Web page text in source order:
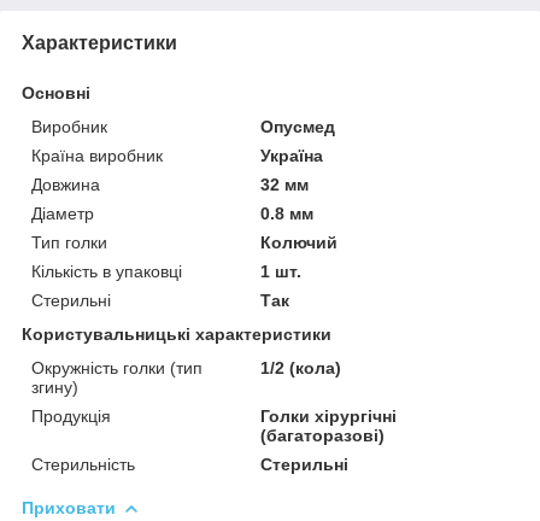
Характеристики
Основні
Виробник
Опусмед
Країна виробник
Україна
Довжина
32 мм
Діаметр
0.8 мм
Тип голки
Колючий
Кількість в упаковці
1 шт.
Стерильні
Так
Користувальницькі характеристики
Окружність голки (тип
згину)
1/2 (кола)
Продукція
Голки хірургічні
(багаторазові)
Стерильність
Стерильні
Приховати